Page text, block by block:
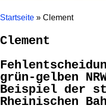
Startseite » Clement
Clement
grün-gelben
Beispiel der
Rheinischen